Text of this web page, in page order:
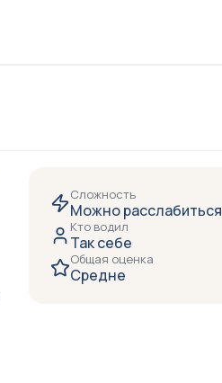
Сложность
Можно расслабиться
Кто водил
Так себе
Общая оценка
Средне